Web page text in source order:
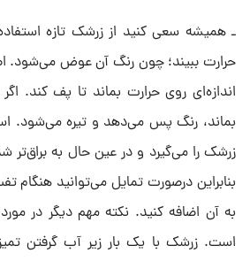
ـ همیشه سعی کنید از زرشک تازه
حرارت ببیند؛ چون رنگ آن عوض می‌شود.
اندازه‌ای روی حرارت بماند تا پف کند.
بماند، رنگ پس می‌دهد و تیره می‌شود.
زرشک را می‌گیرد و در عین حال به
بنابراین درصورت تمایل می‌توانید
به آن اضافه کنید. نکته مهم دیگر در
است. زرشک با یک بار زیر آب گرفتن